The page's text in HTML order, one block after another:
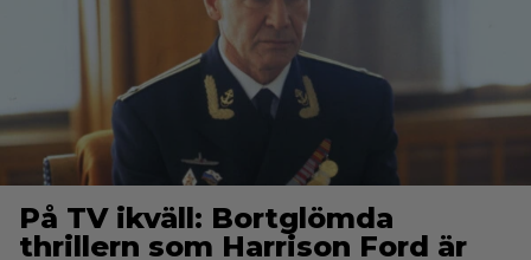
På TV ikväll: Bortglömda
thrillern som Harrison Ford är